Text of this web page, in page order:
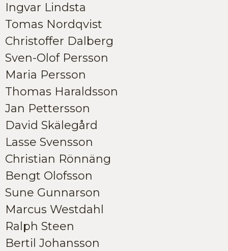
Ingvar Lindsta
Tomas Nordqvist
Christoffer Dalberg
Sven-Olof Persson
Maria Persson
Thomas Haraldsson
Jan Pettersson
David Skälegård
Lasse Svensson
Christian Rönnäng
Bengt Olofsson
Sune Gunnarson
Marcus Westdahl
Ralph Steen
Bertil Johansson